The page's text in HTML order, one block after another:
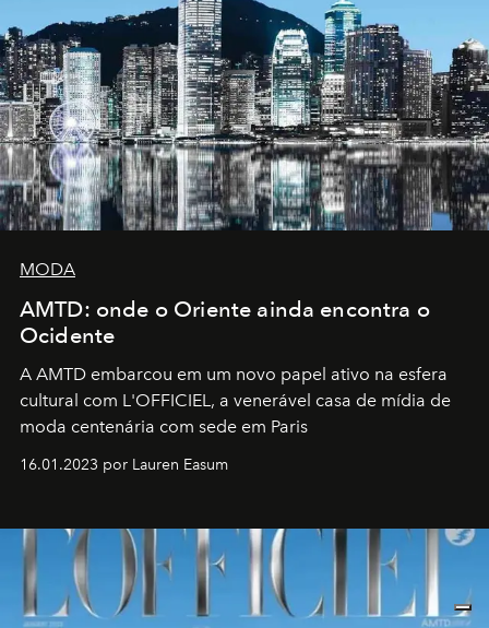
MODA
AMTD: onde o Oriente ainda encontra o
Ocidente
A AMTD embarcou em um novo papel ativo na esfera
cultural com L'OFFICIEL, a venerável casa de mídia de
moda centenária com sede em Paris
16.01.2023 por Lauren Easum